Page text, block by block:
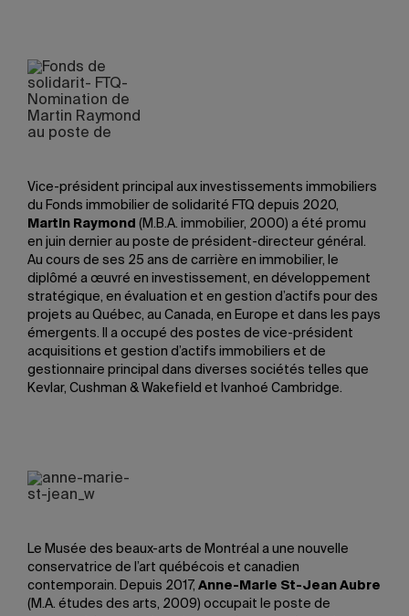
Vice-président principal aux investissements immobiliers
du Fonds immobilier de solidarité FTQ depuis 2020,
Martin Raymond (M.B.A. immobilier, 2000) a été promu
en juin dernier au poste de président-directeur général.
Au cours de ses 25 ans de carrière en immobilier, le
diplômé a œuvré en investissement, en développement
stratégique, en évaluation et en gestion d’actifs pour des
projets au Québec, au Canada, en Europe et dans les pays
émergents. Il a occupé des postes de vice-président
acquisitions et gestion d’actifs immobiliers et de
gestionnaire principal dans diverses sociétés telles que
Kevlar, Cushman & Wakefield et Ivanhoé Cambridge.
Le Musée des beaux-arts de Montréal a une nouvelle
conservatrice de l’art québécois et canadien
contemporain. Depuis 2017, Anne-Marie St-Jean Aubre
(M.A. études des arts, 2009) occupait le poste de